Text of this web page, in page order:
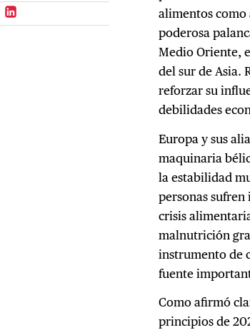
alimentos como
poderosa
Medio Oriente,
del sur de Asia.
reforzar su
debilidades
Europa y sus
maquinaria
la estabilidad
personas
crisis
malnutrición
instrumento de
fuente
Como afirmó
principios de